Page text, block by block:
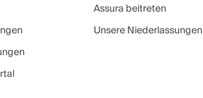
Assura beitreten
Unsere Niederlassungen